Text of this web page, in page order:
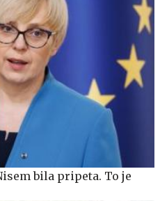
bila pripeta. To je